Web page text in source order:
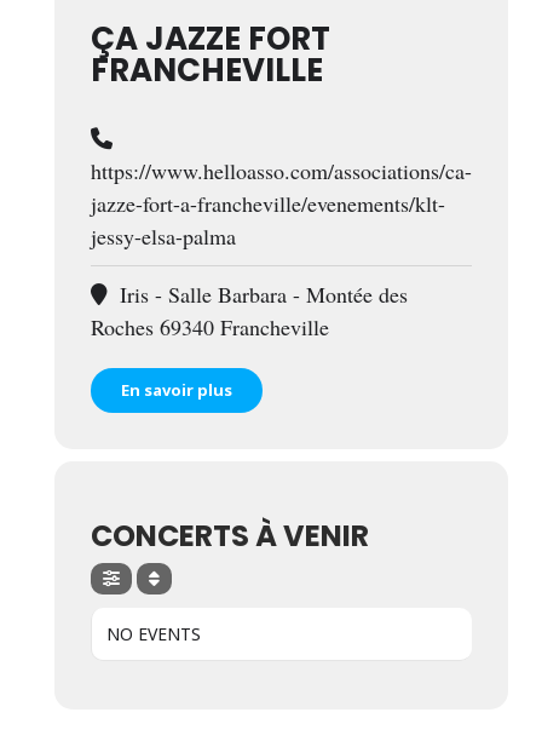
ÇA JAZZE FORT
FRANCHEVILLE
https://www.helloasso.com/associations/ca-
jazze-fort-a-francheville/evenements/klt-
jessy-elsa-palma
Iris - Salle Barbara - Montée des
Roches 69340 Francheville
En savoir plus
CONCERTS À VENIR
NO EVENTS